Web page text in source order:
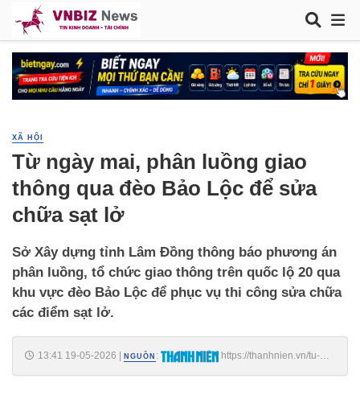
XÃ HỘI
Từ ngày mai, phân luồng giao
thông qua đèo Bảo Lộc để sửa
chữa sạt lở
Sở Xây dựng tỉnh Lâm Đồng thông báo phương án
phân luồng, tổ chức giao thông trên quốc lộ 20 qua
khu vực đèo Bảo Lộc để phục vụ thi công sửa chữa
các điểm sạt lở.
13:41 19-05-2026 NGUỒN :
https://thanhnien.vn/tu-